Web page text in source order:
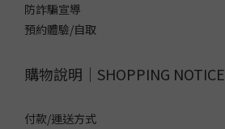
防詐騙宣導
預約體驗/自取
購物說明｜SHOPPING NOTICE
付款/運送方式